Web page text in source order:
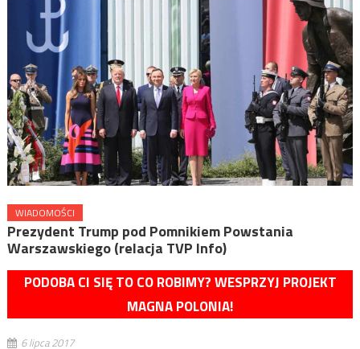
WIADOMOŚCI
Prezydent Trump pod Pomnikiem Powstania
Warszawskiego (relacja TVP Info)
PODOBA CI SIĘ TO CO ROBIMY? WESPRZYJ PROJEKT
MAGNA POLONIA!
6 lipca 2017